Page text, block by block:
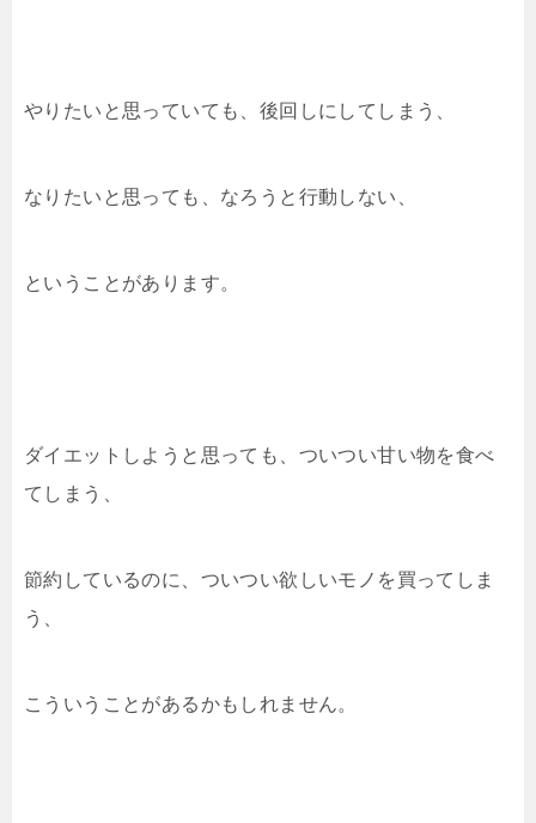
o
やりたいと思っていても、後回しにしてしまう、
なりたいと思っても、なろうと行動しない、
ということがあります。
ダイエットしようと思っても、ついつい甘い物を食べ
てしまう、
節約しているのに、ついつい欲しいモノを買ってしま
う、
こういうことがあるかもしれません。